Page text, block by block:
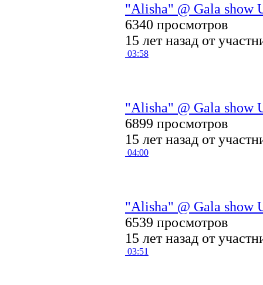
"Alisha" @ Gala show
6340 просмотров
15 лет назад от
03:58
"Alisha" @ Gala show
6899 просмотров
15 лет назад от
04:00
"Alisha" @ Gala show
6539 просмотров
15 лет назад от
03:51